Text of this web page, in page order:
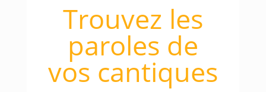
Trouvez les
paroles de
vos cantiques